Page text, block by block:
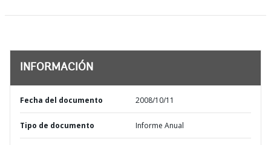
INFORMACIÓN
Fecha del documento 2008/10/11
Tipo de documento Informe Anual